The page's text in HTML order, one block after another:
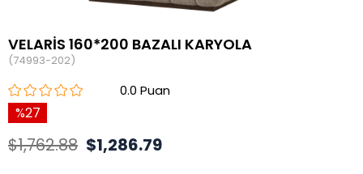
VELARİS 160*200 BAZALI KARYOLA
(74993-202)
0.0
27
$1,762.88 $1,286.79